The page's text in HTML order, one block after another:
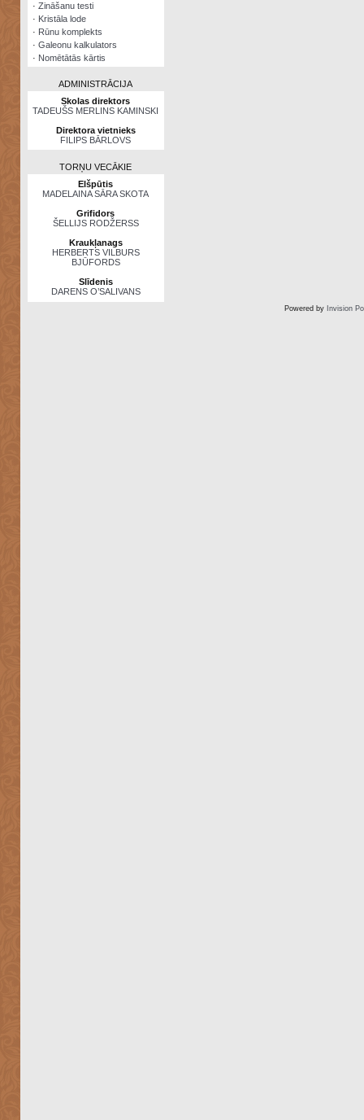
· Zināšanu testi
· Kristāla lode
· Rūnu komplekts
· Galeonu kalkulators
· Nomētātās kārtis
ADMINISTRĀCIJA
Skolas direktors
TADEUŠS MERLINS KAMINSKI
Direktora vietnieks
FILIPS BĀRLOVS
TORŅU VECĀKIE
Elšpūtis
MADELAINA SĀRA SKOTA
Grifidors
ŠELLIJS RODŽERSS
Kraukļanags
HERBERTS VILBURS
BJŪFORDS
Slīdenis
DARENS O’SALIVANS
Powered by Invision